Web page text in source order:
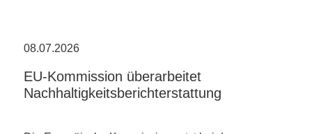
08.07.2026
EU-Kommission überarbeitet
Nachhaltigkeitsberichterstattung